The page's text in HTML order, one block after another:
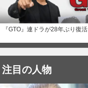
『GTO』連ドラが28年ぶり復活
注目の人物